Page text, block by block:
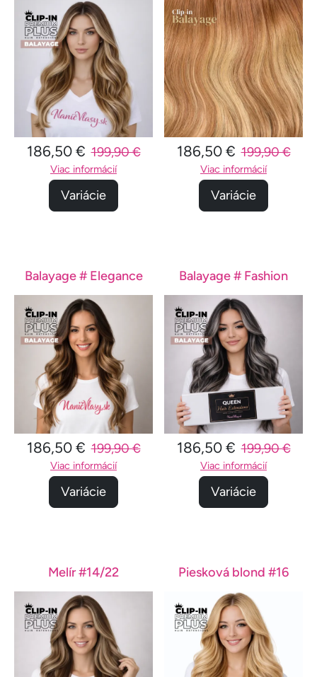
186,50 € 199,90 €
Viac informácií
Variácie
186,50 € 199,90 €
Viac informácií
Variácie
Balayage # Elegance
186,50 € 199,90 €
Viac informácií
Variácie
Balayage # Fashion
186,50 € 199,90 €
Viac informácií
Variácie
Melír #14/22 Piesková blond #16